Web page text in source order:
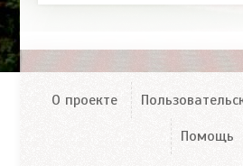
О проекте
Помощь